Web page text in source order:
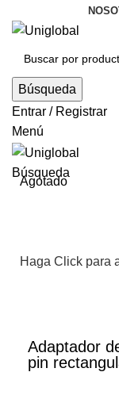
Búsqueda
Entrar / Registrar
Menú
Búsqueda
Agotado
Haga Click para
Adaptador
pin